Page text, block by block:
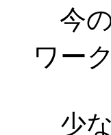
今の
ワー
少な